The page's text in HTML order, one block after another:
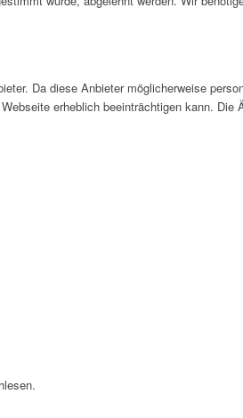
Da diese Anbieter möglicherweise
erheblich beeinträchtigen kann. Die